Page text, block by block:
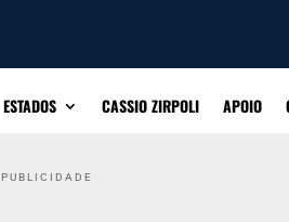
ESTADOS CASSIO ZIRPOLI APOIO
PUBLICIDADE